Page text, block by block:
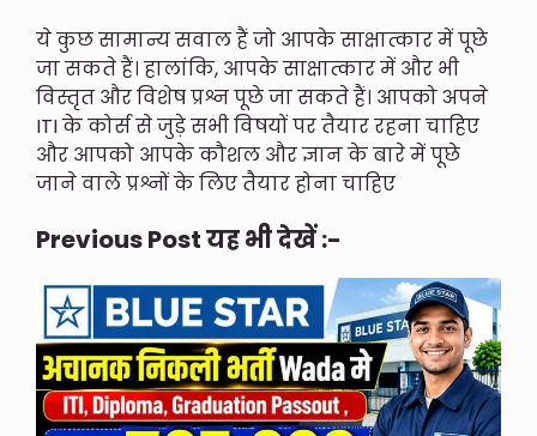
ये कुछ सामान्य सवाल हैं जो आपके साक्षात्कार में पूछे
जा सकते हैं। हालांकि, आपके साक्षात्कार में और भी
विस्तृत और विशेष प्रश्न पूछे जा सकते हैं। आपको अपने
ITI के कोर्स से जुड़े सभी विषयों पर तैयार रहना चाहिए
और आपको आपके कौशल और ज्ञान के बारे में पूछे
जाने वाले प्रश्नों के लिए तैयार होना चाहिए
Previous Post यह भी देखें :-